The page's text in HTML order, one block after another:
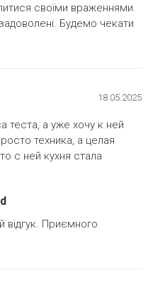
своїми враженнями.
Будемо чекати
18.05.2025
теста, а уже хочу к ней
техника, а целая
с ней кухня стала
відгук. Приємного